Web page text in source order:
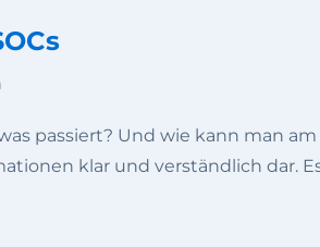
passiert? Und wie kann man
klar und verständlich dar.